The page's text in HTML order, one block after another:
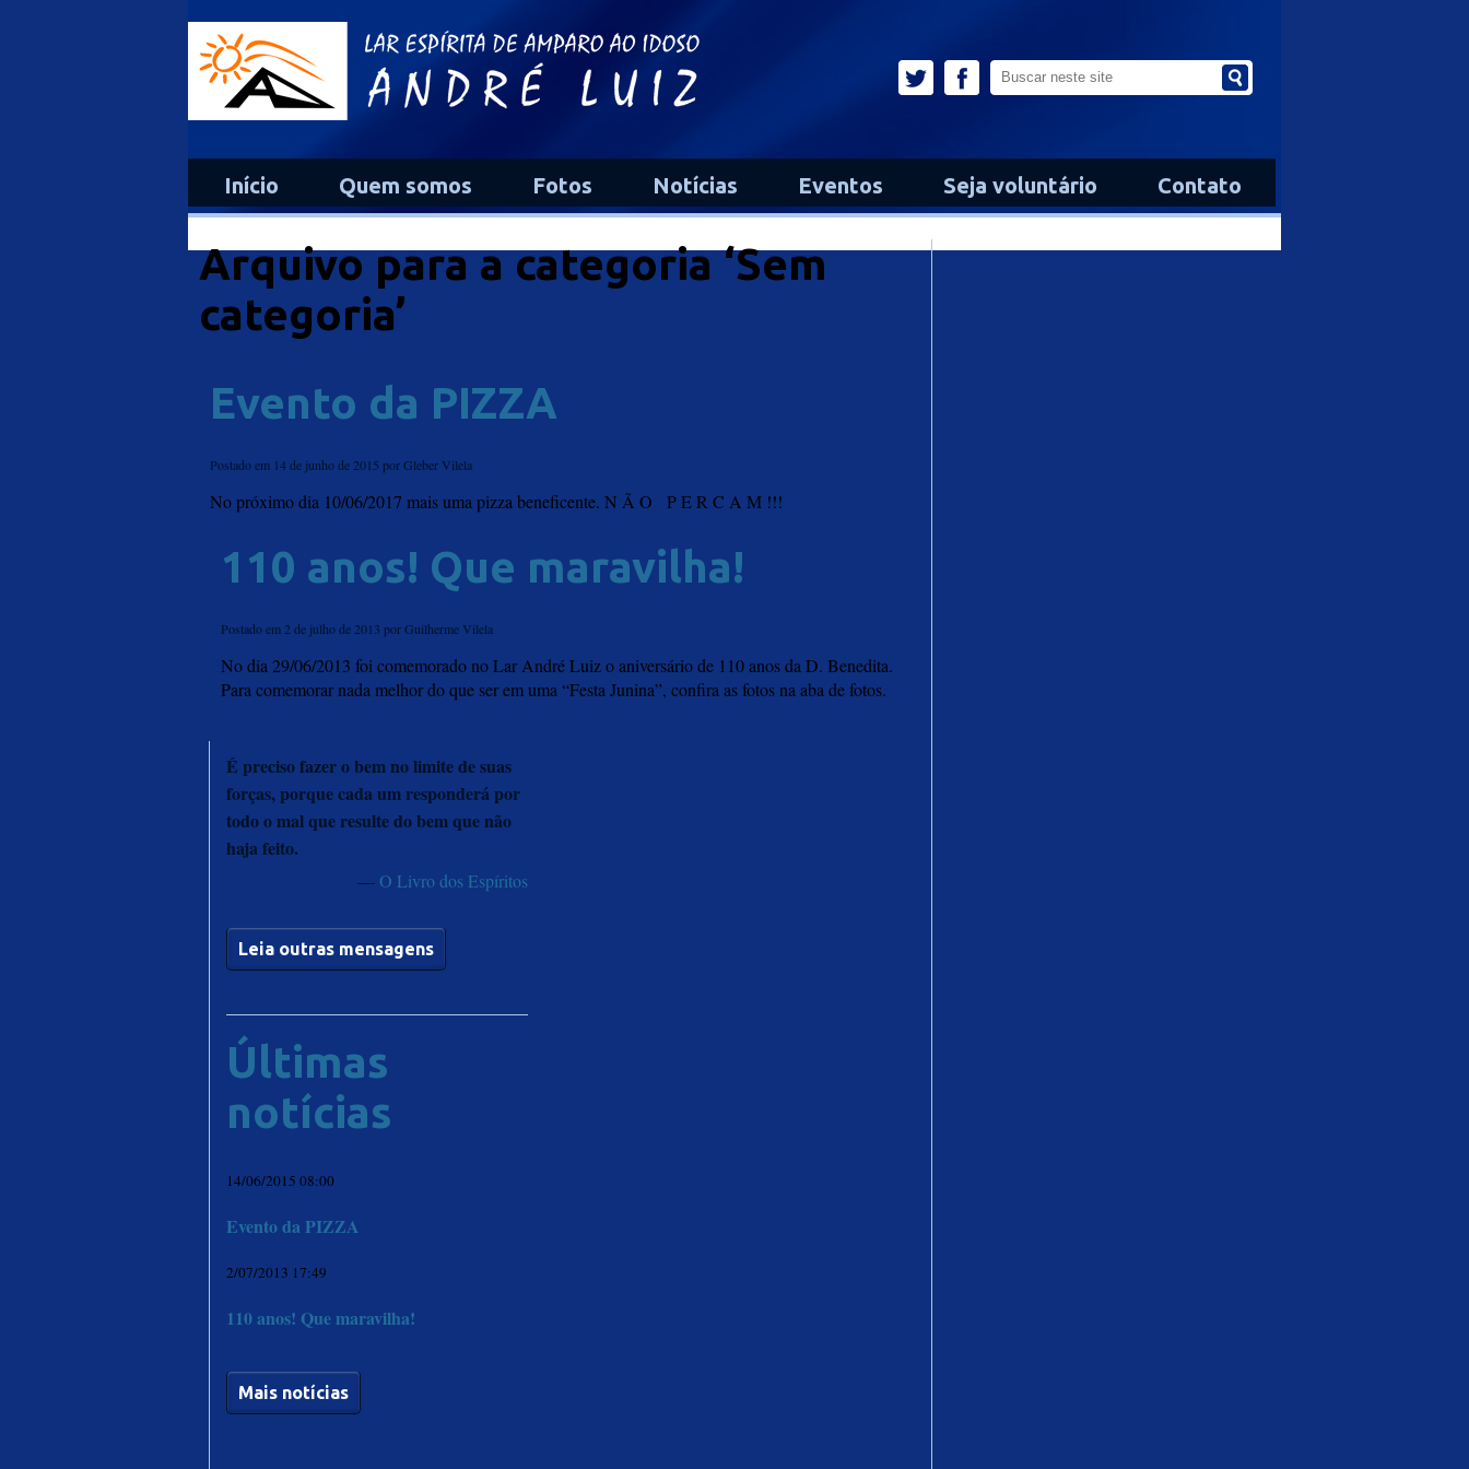
Início Quem somos Fotos Notícias Eventos Seja voluntário Contato
Arquivo para a categoria ‘Sem
categoria’
Evento da PIZZA
Postado em 14 de junho de 2015 por Gleber Vilela
No próximo dia 10/06/2017 mais uma pizza beneficente. N Ã O P E R C A M !!!
110 anos! Que maravilha!
Postado em 2 de julho de 2013 por Guilherme Vilela
No dia 29/06/2013 foi comemorado no Lar André Luiz o aniversário de 110 anos da D. Benedita.
Para comemorar nada melhor do que ser em uma “Festa Junina”, confira as fotos na aba de fotos.
É preciso fazer o bem no limite de suas
forças, porque cada um responderá por
todo o mal que resulte do bem que não
haja feito.
—O Livro dos Espíritos
Leia outras mensagens
Últimas
notícias
14/06/2015 08:00
Evento da PIZZA
2/07/2013 17:49
110 anos! Que maravilha!
Mais notícias